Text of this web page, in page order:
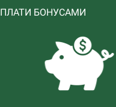
ПЛАТИ БОНУСАМИ